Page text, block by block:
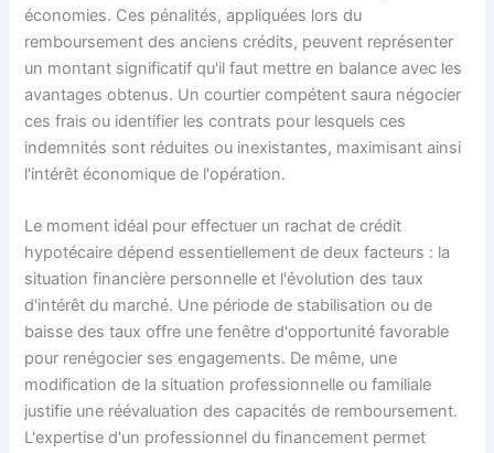
économies. Ces pénalités, appliquées lors du
remboursement des anciens crédits, peuvent représenter
un montant significatif qu'il faut mettre en balance avec les
avantages obtenus. Un courtier compétent saura négocier
ces frais ou identifier les contrats pour lesquels ces
indemnités sont réduites ou inexistantes, maximisant ainsi
l'intérêt économique de l'opération.
Le moment idéal pour effectuer un rachat de crédit
hypotécaire dépend essentiellement de deux facteurs : la
situation financière personnelle et l'évolution des taux
d'intérêt du marché. Une période de stabilisation ou de
baisse des taux offre une fenêtre d'opportunité favorable
pour renégocier ses engagements. De même, une
modification de la situation professionnelle ou familiale
justifie une réévaluation des capacités de remboursement.
L'expertise d'un professionnel du financement permet